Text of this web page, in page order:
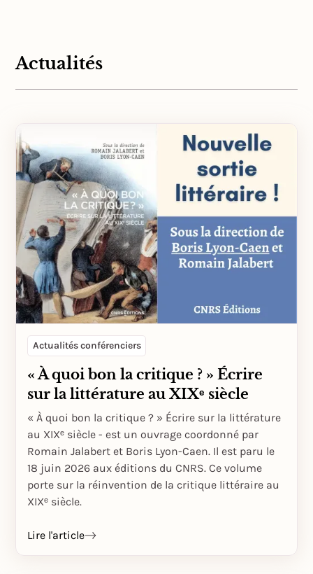
Actualités
Actualités conférenciers
« À quoi bon la critique ? » Écrire
sur la littérature au XIXᵉ siècle
« À quoi bon la critique ? » Écrire sur la littérature
au XIXᵉ siècle - est un ouvrage coordonné par
Romain Jalabert et Boris Lyon-Caen. Il est paru le
18 juin 2026 aux éditions du CNRS. Ce volume
porte sur la réinvention de la critique littéraire au
XIXᵉ siècle.
Lire l'article